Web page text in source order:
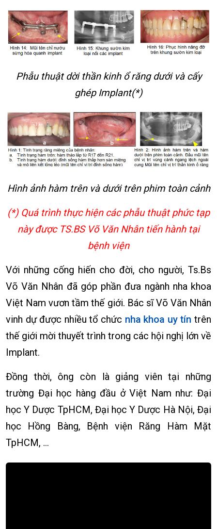
Phẫu thuật dời thần kinh ổ răng dưới và cấy
ghép Implant(*)
Hình ảnh hàm trên và dưới trên phim toàn cảnh
(*) Quá trình thực hiện các phẫu thuật phức tạp
này được TS.BS Võ Văn Nhân tiến hành tại
bệnh viện
Với những cống hiến cho đời, cho người, Ts.Bs
Võ Văn Nhân đã góp phần đưa ngành nha khoa
Việt Nam vươn tầm thế giới. Bác sĩ Võ Văn Nhân
vinh dự được nhiều tổ chức nha khoa uy tín trên
thế giới mời thuyết trình trong các hội nghị lớn về
Implant.
Đồng thời, ông còn là giảng viên tại những
trường Đại học hàng đầu ở Việt Nam như: Đại
học Y Dược TpHCM, Đại học Y Dược Hà Nội, Đại
học Hồng Bàng, Bệnh viện Răng Hàm Mặt
TpHCM, …